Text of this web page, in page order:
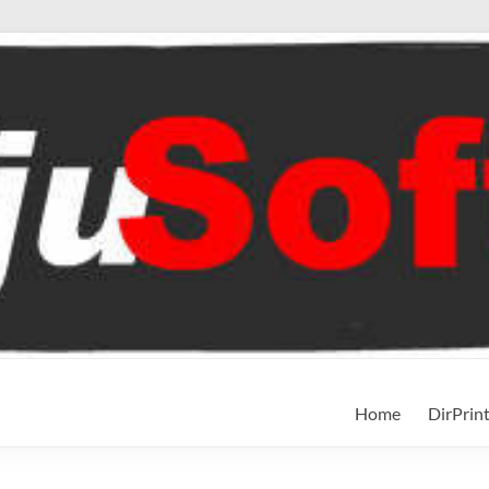
Home